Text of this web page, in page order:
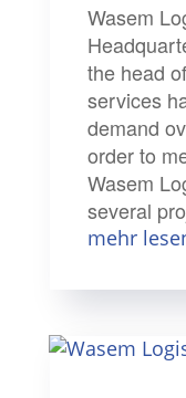
Wasem
the head
services
demand
order to
Wasem
several
mehr